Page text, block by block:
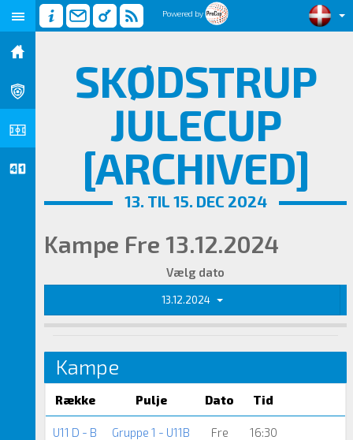
Powered by
SKØDSTRUP
JULECUP
[ARCHIVED]
13. TIL 15. DEC 2024
Kampe Fre 13.12.2024
Vælg dato
13.12.2024
Kampe
Række Pulje Dato Tid
U11 D - B Gruppe 1 - U11B Fre 16:30